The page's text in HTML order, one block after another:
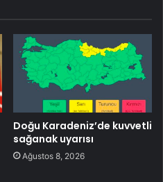
Doğu Karadeniz’de kuvvetli
sağanak uyarısı
Ağustos 8, 2026